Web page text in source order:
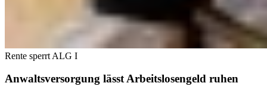
Rente sperrt ALG I
Anwaltsversorgung lässt Arbeitslosengeld ruhen